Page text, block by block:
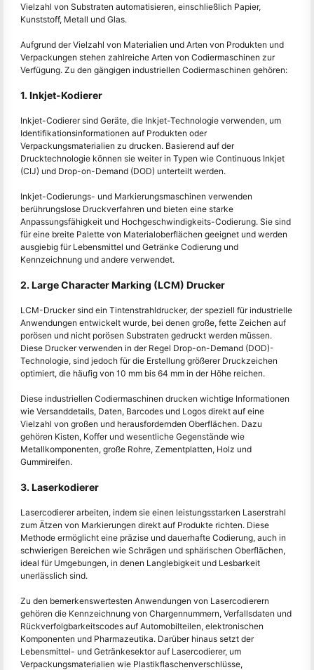
Vielzahl von Substraten automatisieren, einschließlich Papier,
Kunststoff, Metall und Glas.
Aufgrund der Vielzahl von Materialien und Arten von Produkten und
Verpackungen stehen zahlreiche Arten von Codiermaschinen zur
Verfügung. Zu den gängigen industriellen Codiermaschinen gehören:
1. Inkjet-Kodierer
Inkjet-Codierer sind Geräte, die Inkjet-Technologie verwenden, um
Identifikationsinformationen auf Produkten oder
Verpackungsmaterialien zu drucken. Basierend auf der
Drucktechnologie können sie weiter in Typen wie Continuous Inkjet
(CIJ) und Drop-on-Demand (DOD) unterteilt werden.
Inkjet-Codierungs- und Markierungsmaschinen verwenden
berührungslose Druckverfahren und bieten eine starke
Anpassungsfähigkeit und Hochgeschwindigkeits-Codierung. Sie sind
für eine breite Palette von Materialoberflächen geeignet und werden
ausgiebig für Lebensmittel und Getränke Codierung und
Kennzeichnung und andere verwendet.
2. Large Character Marking (LCM) Drucker
LCM-Drucker sind ein Tintenstrahldrucker, der speziell für industrielle
Anwendungen entwickelt wurde, bei denen große, fette Zeichen auf
porösen und nicht porösen Substraten gedruckt werden müssen.
Diese Drucker verwenden in der Regel Drop-on-Demand (DOD)-
Technologie, sind jedoch für die Erstellung größerer Druckzeichen
optimiert, die häufig von 10 mm bis 64 mm in der Höhe reichen.
Diese industriellen Codiermaschinen drucken wichtige Informationen
wie Versanddetails, Daten, Barcodes und Logos direkt auf eine
Vielzahl von großen und herausfordernden Oberflächen. Dazu
gehören Kisten, Koffer und wesentliche Gegenstände wie
Metallkomponenten, große Rohre, Zementplatten, Holz und
Gummireifen.
3. Laserkodierer
Lasercodierer arbeiten, indem sie einen leistungsstarken Laserstrahl
zum Ätzen von Markierungen direkt auf Produkte richten. Diese
Methode ermöglicht eine präzise und dauerhafte Codierung, auch in
schwierigen Bereichen wie Schrägen und sphärischen Oberflächen,
ideal für Umgebungen, in denen Langlebigkeit und Lesbarkeit
unerlässlich sind.
Zu den bemerkenswertesten Anwendungen von Lasercodierern
gehören die Kennzeichnung von Chargennummern, Verfallsdaten und
Rückverfolgbarkeitscodes auf Automobilteilen, elektronischen
Komponenten und Pharmazeutika. Darüber hinaus setzt der
Lebensmittel- und Getränkesektor auf Lasercodierer, um
Verpackungsmaterialien wie Plastikflaschenverschlüsse,